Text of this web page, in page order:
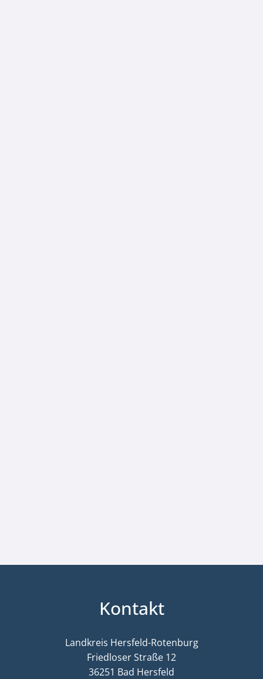
Kontakt
Landkreis Hersfeld-Rotenburg
Friedloser Straße 12
36251 Bad Hersfeld